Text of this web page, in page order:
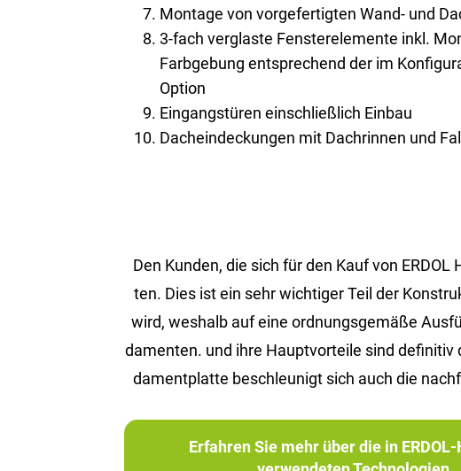
Montage von vorgefertigten Wand- und
3-fach verglaste Fensterelemente inkl.
Farbgebung entsprechend der im
Option
Eingangstüren einschließlich Einbau
Dacheindeckungen mit Dachrinnen und
Den Kun­den, die sich für den Kauf von
ten. Dies ist ein sehr wich­ti­ger Teil der
wird, wes­halb auf eine ord­nungs­ge­mä­ße
da­men­ten. und ihre Haupt­vor­tei­le sind
da­ment­plat­te be­schleu­nigt sich auch die
Erfahren Sie mehr über die in